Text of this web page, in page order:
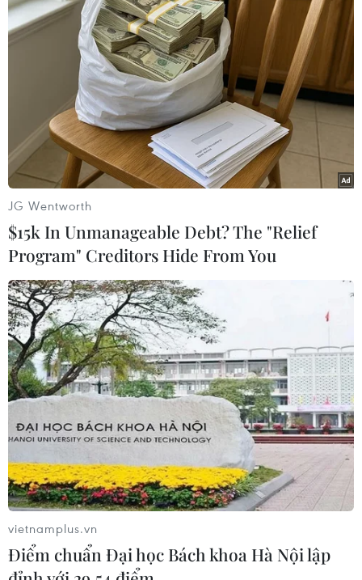
#Thiết bị #Nghiên cứu #Kỹ thuật số
#Ứng dụng
#Sức khỏe
#Thiết bị công nghệ #Tập luyện
Theo dõi VietnamPlus
TIN LIÊN QUAN
JG Wentworth
$15k In Unmanageable Debt? The "Relief
Program" Creditors Hide From You
vietnamplus.vn
Điểm chuẩn Đại học Bách khoa Hà Nội lập